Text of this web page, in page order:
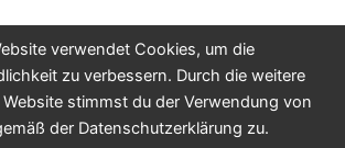
verwendet Cookies, um die
zu verbessern. Durch die weitere
stimmst du der Verwendung von
der Datenschutzerklärung zu.